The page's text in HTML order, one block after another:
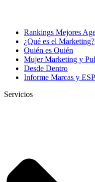
Rankings Mejores
¿Qué es el Marketing?
Quién es Quién
Mujer Marketing y
Desde Dentro
Informe Marcas y
Servicios